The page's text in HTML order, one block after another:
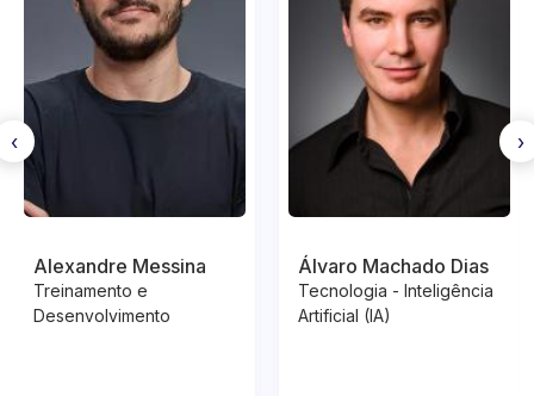
Alexandre Messina
Treinamento e
Desenvolvimento
Álvaro Machado Dias
Tecnologia - Inteligência
Artificial (IA)
‹ ›